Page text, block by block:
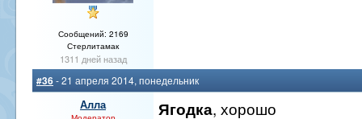
Сообщений: 2169
Стерлитамак
1311 дней назад
#36- 21 апреля 2014, понедельник
Алла Ягодка, хорошо